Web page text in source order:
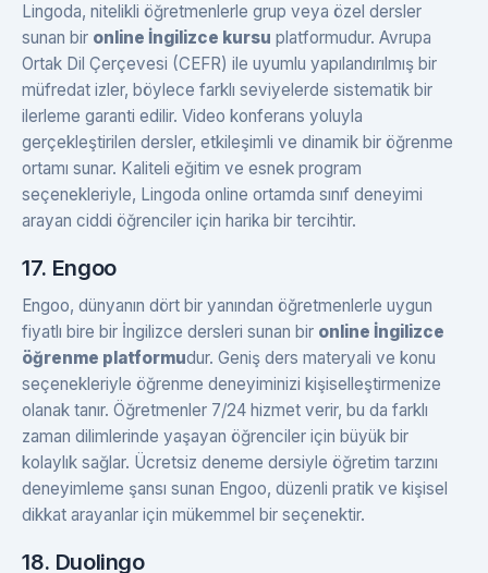
Lingoda, nitelikli öğretmenlerle grup veya özel dersler
sunan bir online İngilizce kursu platformudur. Avrupa
Ortak Dil Çerçevesi (CEFR) ile uyumlu yapılandırılmış bir
müfredat izler, böylece farklı seviyelerde sistematik bir
ilerleme garanti edilir. Video konferans yoluyla
gerçekleştirilen dersler, etkileşimli ve dinamik bir öğrenme
ortamı sunar. Kaliteli eğitim ve esnek program
seçenekleriyle, Lingoda online ortamda sınıf deneyimi
arayan ciddi öğrenciler için harika bir tercihtir.
17. Engoo
Engoo, dünyanın dört bir yanından öğretmenlerle uygun
fiyatlı bire bir İngilizce dersleri sunan bir online İngilizce
öğrenme platformudur. Geniş ders materyali ve konu
seçenekleriyle öğrenme deneyiminizi kişiselleştirmenize
olanak tanır. Öğretmenler 7/24 hizmet verir, bu da farklı
zaman dilimlerinde yaşayan öğrenciler için büyük bir
kolaylık sağlar. Ücretsiz deneme dersiyle öğretim tarzını
deneyimleme şansı sunan Engoo, düzenli pratik ve kişisel
dikkat arayanlar için mükemmel bir seçenektir.
18. Duolingo